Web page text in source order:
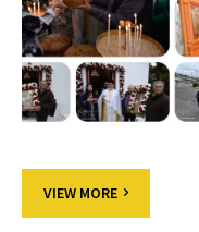
VIEW MORE